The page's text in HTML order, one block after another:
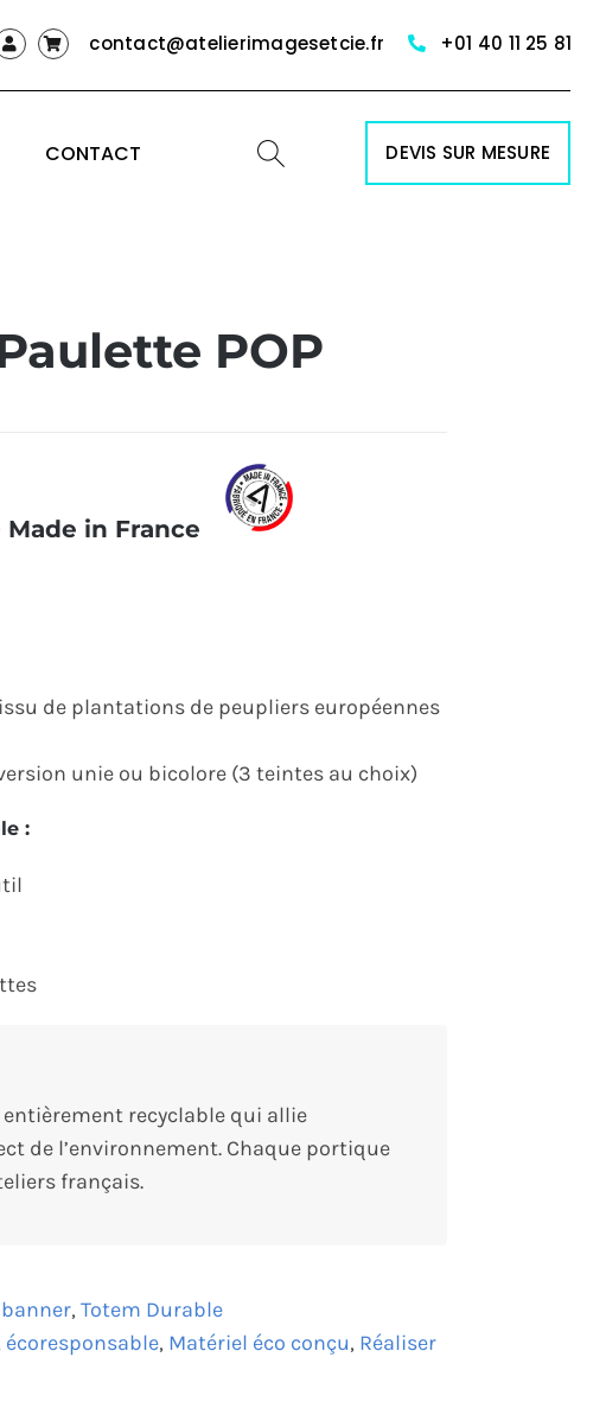
contact@atelierimagesetcie.fr +01 40 11 25 81
CONTACT DEVIS SUR MESURE
POP
in France
issu de plantations de peupliers européennes
unie ou bicolore (3 teintes au choix)
:
recyclable qui allie
de l’environnement. Chaque portique
français.
,Totem Durable
écoresponsable, Matériel éco conçu, Réaliser